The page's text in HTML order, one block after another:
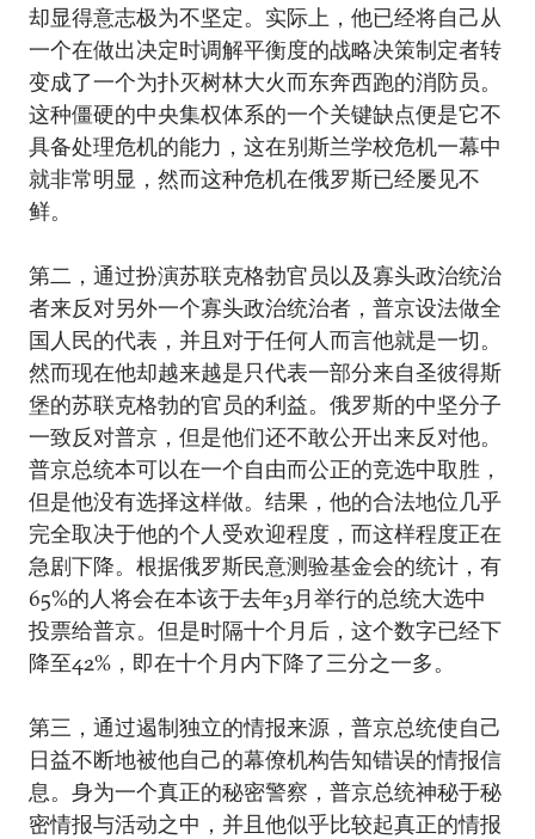
却显得意志极为不坚定。实际上，他已经将自己从
一个在做出决定时调解平衡度的战略决策制定者转
变成了一个为扑灭树林大火而东奔西跑的消防员。
这种僵硬的中央集权体系的一个关键缺点便是它不
具备处理危机的能力，这在别斯兰学校危机一幕中
就非常明显，然而这种危机在俄罗斯已经屡见不
鲜。
第二，通过扮演苏联克格勃官员以及寡头政治统治
者来反对另外一个寡头政治统治者，普京设法做全
国人民的代表，并且对于任何人而言他就是一切。
然而现在他却越来越是只代表一部分来自圣彼得斯
堡的苏联克格勃的官员的利益。俄罗斯的中坚分子
一致反对普京，但是他们还不敢公开出来反对他。
普京总统本可以在一个自由而公正的竞选中取胜，
但是他没有选择这样做。结果，他的合法地位几乎
完全取决于他的个人受欢迎程度，而这样程度正在
急剧下降。根据俄罗斯民意测验基金会的统计，有
65%的人将会在本该于去年3月举行的总统大选中
投票给普京。但是时隔十个月后，这个数字已经下
降至42%，即在十个月内下降了三分之一多。
第三，通过遏制独立的情报来源，普京总统使自己
日益不断地被他自己的幕僚机构告知错误的情报信
息。身为一个真正的秘密警察，普京总统神秘于秘
密情报与活动之中，并且他似乎比较起真正的情报